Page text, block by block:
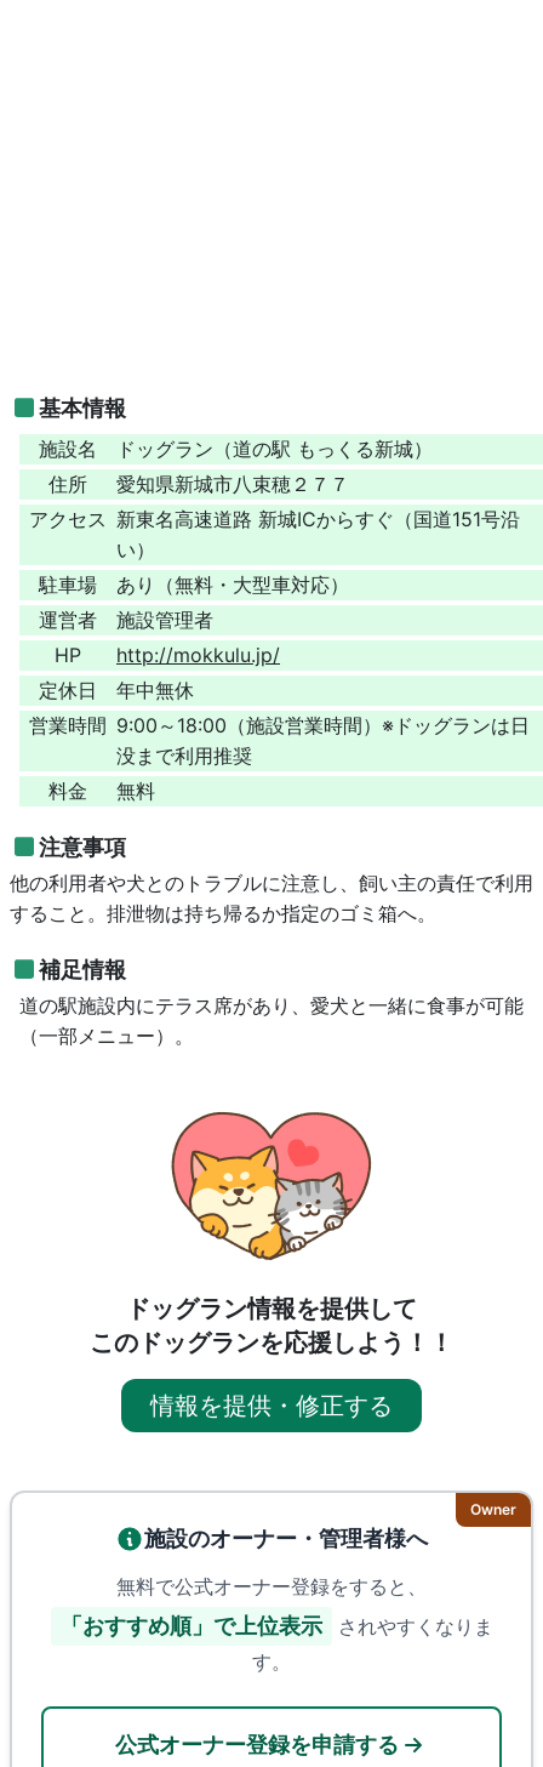
基本情報
施設名
ドッグラン（道の駅 もっくる新城）
住所
愛知県新城市八束穂２７７
アクセス 新東名高速道路 新城ICからすぐ（国道151号沿
い）
駐車場
あり（無料・大型車対応）
運営者
施設管理者
HP
http://mokkulu.jp/
定休日
年中無休
営業時間 9:00～18:00（施設営業時間）※ドッグランは日
没まで利用推奨
料金
無料
注意事項
他の利用者や犬とのトラブルに注意し、飼い主の責任で利用
すること。排泄物は持ち帰るか指定のゴミ箱へ。
補足情報
道の駅施設内にテラス席があり、愛犬と一緒に食事が可能
（一部メニュー）。
ドッグラン情報を提供して
このドッグランを応援しよう！！
情報を提供・修正する
Owner
施設のオーナー・管理者様へ
無料で公式オーナー登録をすると、
「おすすめ順」で上位表示
されやすくなりま
す。
公式オーナー登録を申請する